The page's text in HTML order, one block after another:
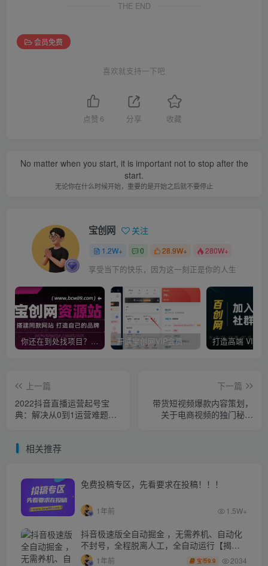
THE END
会员免费
喜欢就支持一下吧
点赞 6 分享 收藏
No matter when you start, it is important not to stop after the
start.
无论你在什么时候开始，重要的是开始之后就不要停止
宝创网 关注
1.2W+ 0 28.9W+ 280W+
享受当下的快乐，因为这一刻正是你的人生
你还在到处找项目？还在当韭菜？我靠卖项目一个月收入5万+，曾经我也是个失败者。 开通宝创网VIP会员，尊享全站资源免费下载，享70%的推广提成！！【限时五折优惠】
上一篇
2022抖音直播运营起号宝
典：解决从0到1运营难题
下一篇
带货短视频爆款内容策划，
关于电商视频的独门秘籍
相关推荐
免费投稿专区，先看要求在投稿！！！
1年前 1.5W+
抖音极速版全自动掘金 ，无需养机、自动化
不封号，全程脱离人工，全自动运行【揭
秘】 1年前 宝币9.9 2034